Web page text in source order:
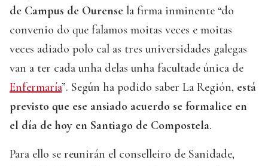
de Campus de Ourense la firma inminente “do
convenio do que falamos moitas veces e moitas
veces adiado polo cal as tres universidades galegas
van a ter cada unha delas unha facultade única de
Enfermaría”. Según ha podido saber La Región, está
previsto que ese ansiado acuerdo se formalice en
el día de hoy en Santiago de Compostela.
Para ello se reunirán el conselleiro de Sanidade,